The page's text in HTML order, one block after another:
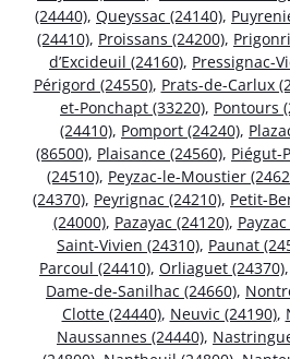
(24440), Queyssac (24140),
(24410), Proissans (24200),
d’Excideuil (24160), Pressignac-
Périgord (24550), Prats-de-Carlux
et-Ponchapt (33220), Pontours
(24410), Pomport (24240),
(86500), Plaisance (24560), Piégut-
(24510), Peyzac-le-Moustier
(24370), Peyrignac (24210), Petit-
(24000), Pazayac (24120),
Saint-Vivien (24310), Paunat
Parcoul (24410), Orliaguet (24370),
Dame-de-Sanilhac (24660),
Clotte (24440), Neuvic (24190),
Naussannes (24440),